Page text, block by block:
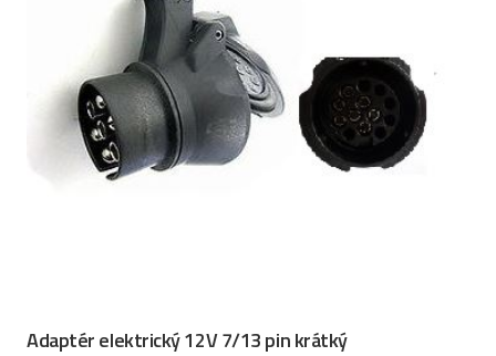
Adaptér elektrický 12V 7/13 pin krátký